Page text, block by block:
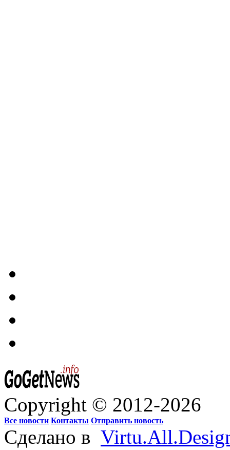
Copyright © 2012-2026
Все новости Контакты Отправить новость
Сделано в